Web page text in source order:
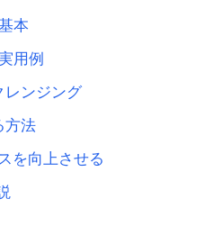
本
用例
レンジング
方法
を向上させる